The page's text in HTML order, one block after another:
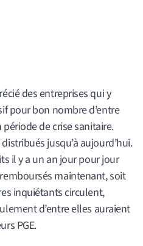
des entreprises qui y
pour bon nombre d’entre
de crise sanitaire.
jusqu’à aujourd’hui.
il y a un an jour pour jour
maintenant, soit
inquiétants circulent,
d’entre elles auraient
PGE.